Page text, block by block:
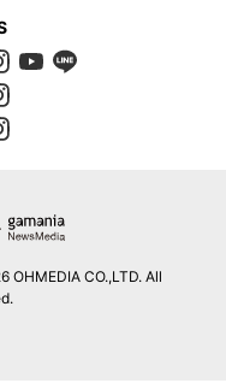
OHMEDIA CO.,LTD. All